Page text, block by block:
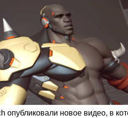
опубликовали новое видео, в